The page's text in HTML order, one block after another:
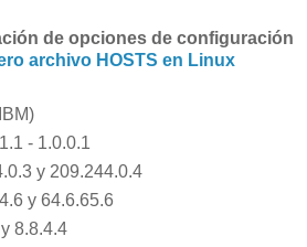
de opciones de configuración
archivo HOSTS en Linux
- 1.0.0.1
y 209.244.0.4
y 64.6.65.6
8.8.4.4